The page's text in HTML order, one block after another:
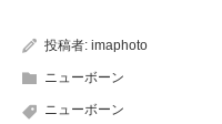
投稿者: imaphoto
ニューボーン
ニューボーン